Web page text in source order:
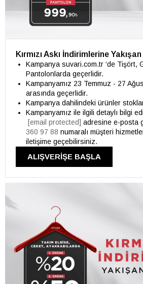
Kırmızı Askı İndirimlerine
Kampanya suvari.com.tr ‘de Tişört,
Pantolonlarda geçerlidir.
Kampanyamız 23 Temmuz - 27
arasında geçerlidir.
Kampanya dahilindeki ürünler
Kampanyamız ile ilgili detaylı bilgi
[email protected] adresine e-posta
360 97 88 numaralı müşteri
iletişime geçebilirsiniz.
ALIŞVERİŞE BAŞLA